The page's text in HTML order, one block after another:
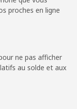
pour ⁦$5⁩ ⁦11¢⁩
min pour
proches en ligne
ne pas afficher
au solde et aux